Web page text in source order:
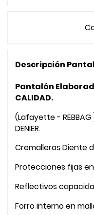
Descripción
Pantalón
CALIDAD.
(Lafayette - REBBAG
DENIER.
Cremalleras Diente
Protecciones fijas
Reflectivos
Forro interno en